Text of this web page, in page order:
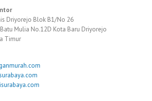
Driyorejo Blok B1/No 26
Mulia No.12D Kota Baru Driyorejo
Timur